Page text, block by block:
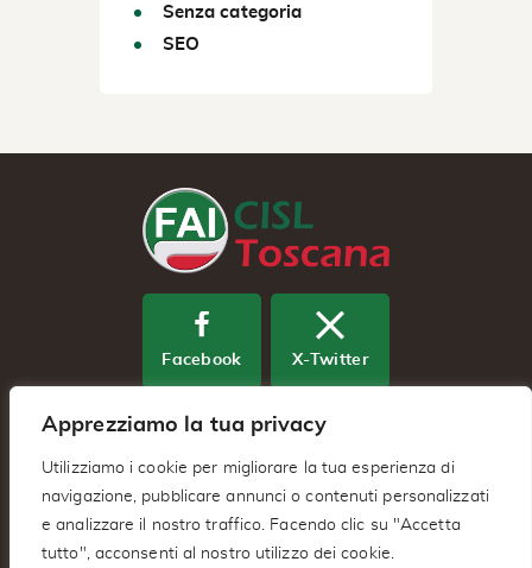
Apprezziamo la tua privacy
Utilizziamo i cookie per migliorare la tua esperienza di
navigazione, pubblicare annunci o contenuti personalizzati
e analizzare il nostro traffico. Facendo clic su "Accetta
tutto", acconsenti al nostro utilizzo dei cookie.
Senza categoria
SEO
Facebook X-Twitter
Youtube
Fai Cisl Regionale Toscana – Via
Benedetto Dei 2/A 50127 – Firenze (FI)